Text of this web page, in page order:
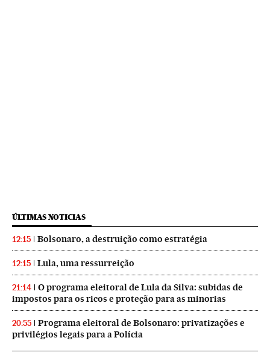
ÚLTIMAS NOTICIAS
12:15 Bolsonaro, a destruição como estratégia
12:15 Lula, uma ressurreição
21:14
O programa eleitoral de Lula da Silva: subidas de
impostos para os ricos e proteção para as minorias
20:55
Programa eleitoral de Bolsonaro: privatizações e
privilégios legais para a Polícia